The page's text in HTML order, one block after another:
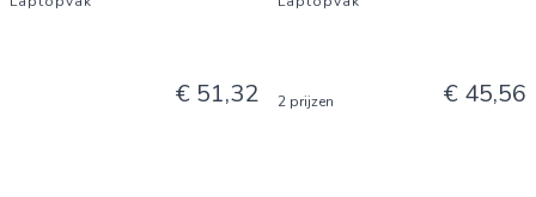
€ 51,32 2 prijzen € 45,56